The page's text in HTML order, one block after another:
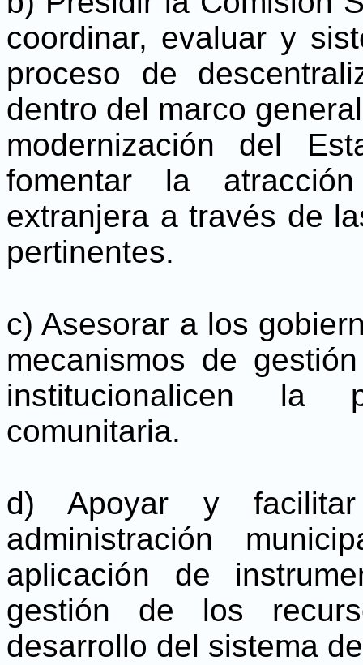
coordinar, evaluar y
proceso de
dentro del marco
modernización del
fomentar la
extranjera a través de
pertinentes.
c) Asesorar a los
mecanismos de
institucionalicen la
comunitaria.
d) Apoyar y
administración
aplicación de
gestión de los
desarrollo del sistema